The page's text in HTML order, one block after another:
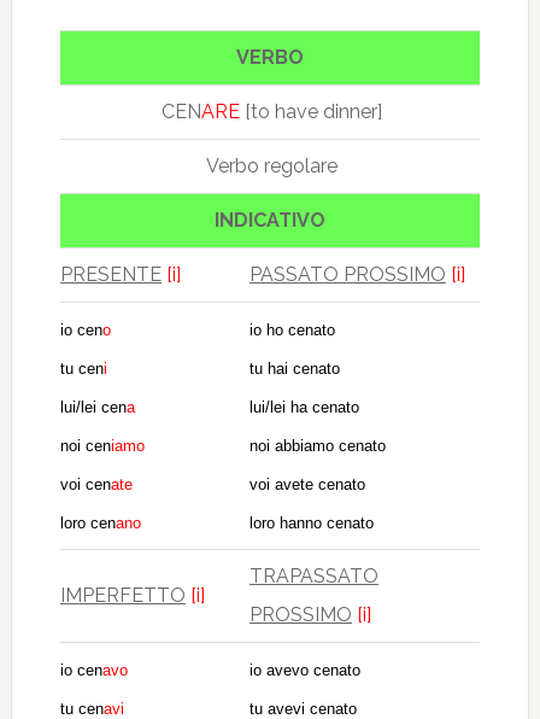
VERBO
CENARE [to have dinner]
Verbo regolare
INDICATIVO
PRESENTE [i] PASSATO PROSSIMO [i]
io ceno
tu ceni
lui/lei cena
noi ceniamo
voi cenate
loro cenano
io ho cenato
tu hai cenato
lui/lei ha cenato
noi abbiamo cenato
voi avete cenato
loro hanno cenato
IMPERFETTO [i]
TRAPASSATO
PROSSIMO [i]
io cenavo
tu cenavi
io avevo cenato
tu avevi cenato